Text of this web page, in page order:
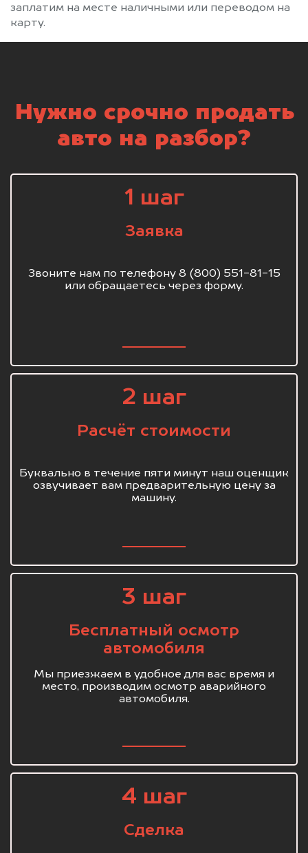
заплатим на месте наличными или переводом на
карту.
Нужно срочно продать
авто на разбор?
1 шаг
Заявка
Звоните нам по телефону 8 (800) 551-81-15
или обращаетесь через форму.
2 шаг
Расчёт стоимости
Буквально в течение пяти минут наш оценщик
озвучивает вам предварительную цену за
машину.
3 шаг
Бесплатный осмотр
автомобиля
Мы приезжаем в удобное для вас время и
место, производим осмотр аварийного
автомобиля.
4 шаг
Сделка